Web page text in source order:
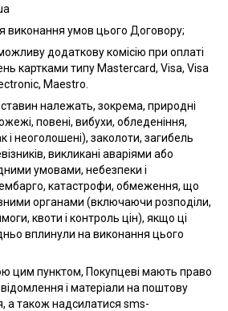
виконання умов цього Договору;
додаткову комісію при оплаті
картками типу Mastercard, Visa, Visa
Maestro.
належать, зокрема, природні
повені, вибухи, обледеніння,
і неоголошені), заколоти, загибель
викликані аваріями або
умовами, небезпеки і
ембарго, катастрофи, обмеження, що
органами (включаючи розподіли,
квоти і контроль цін), якщо ці
вплинули на виконання цього
цим пунктом, Покупцеві мають право
і матеріали на поштову
а також надсилатися sms-